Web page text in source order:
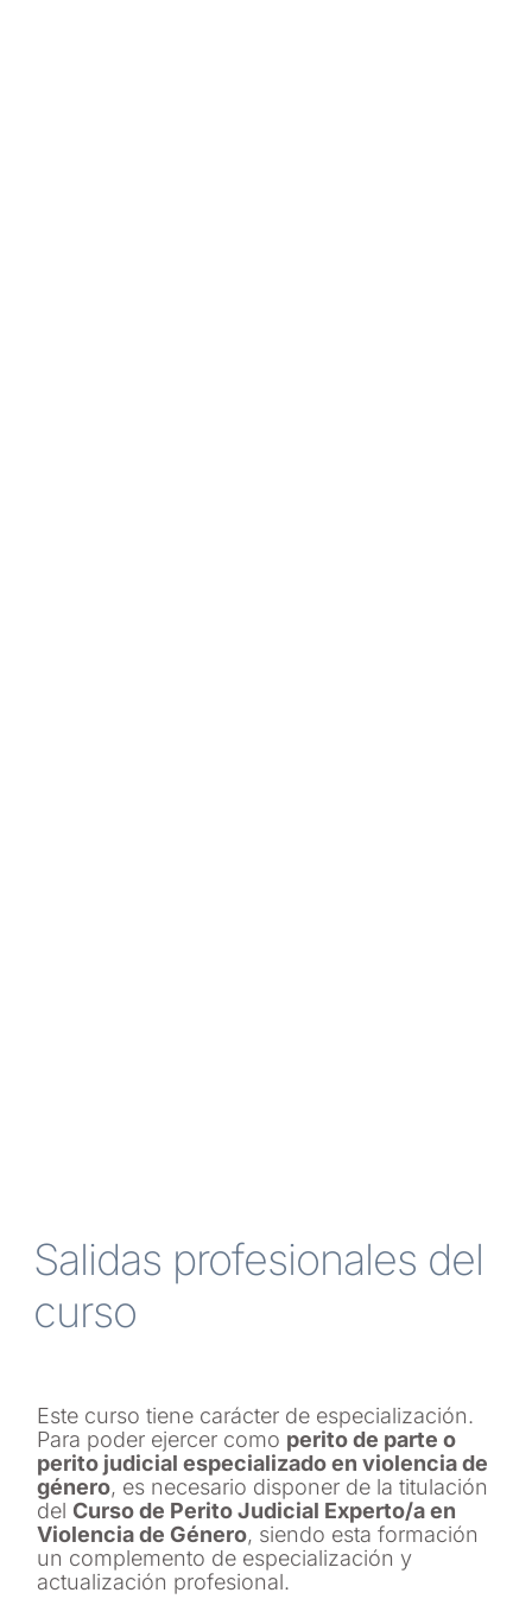
Salidas profesionales del
curso
Este curso tiene carácter de especialización.
Para poder ejercer como perito de parte o
perito judicial especializado en violencia de
género, es necesario disponer de la titulación
delCurso de Perito Judicial Experto/a en
Violencia de Género, siendo esta formación
un complemento de especialización y
actualización profesional.